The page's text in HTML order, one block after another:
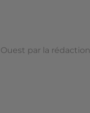
par la rédaction